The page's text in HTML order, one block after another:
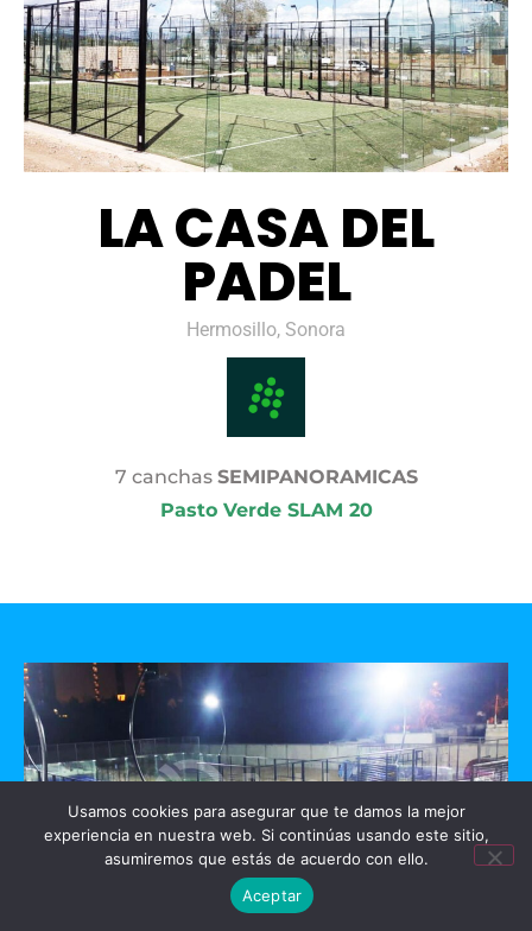
LA CASA DEL
PADEL
Hermosillo, Sonora
7 canchas SEMIPANORAMICAS
Pasto Verde SLAM 20
Usamos cookies para asegurar que te damos la mejor
experiencia en nuestra web. Si continúas usando este sitio,
asumiremos que estás de acuerdo con ello.
Aceptar